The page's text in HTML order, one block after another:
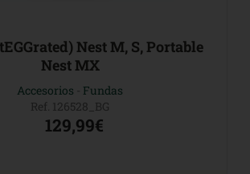
Nest M, S, Portable
Nest MX
Accesorios
Fundas
Ref. 126528_BG
129,99€